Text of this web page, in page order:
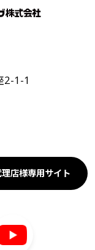
2-1-1
店様専用サイト